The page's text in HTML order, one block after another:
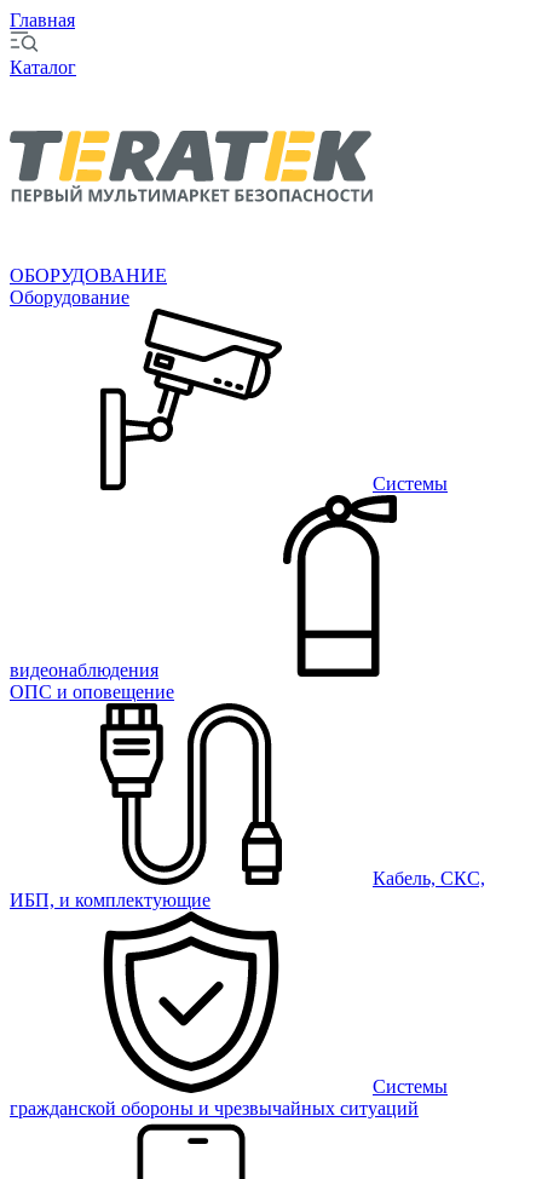
Главная
Каталог
ОБОРУДОВАНИЕ
Оборудование
Системы
видеонаблюдения
ОПС и оповещение
Кабель, СКС,
ИБП, и комплектующие
Системы
гражданской обороны и чрезвычайных ситуаций